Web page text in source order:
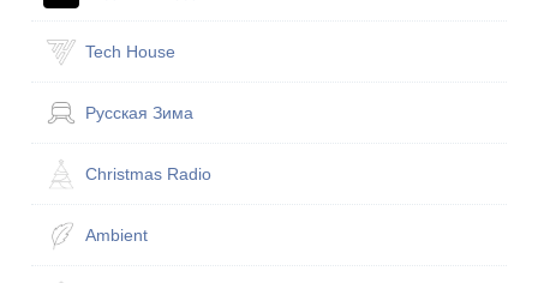
Tech House
Русская Зима
Christmas Radio
Ambient